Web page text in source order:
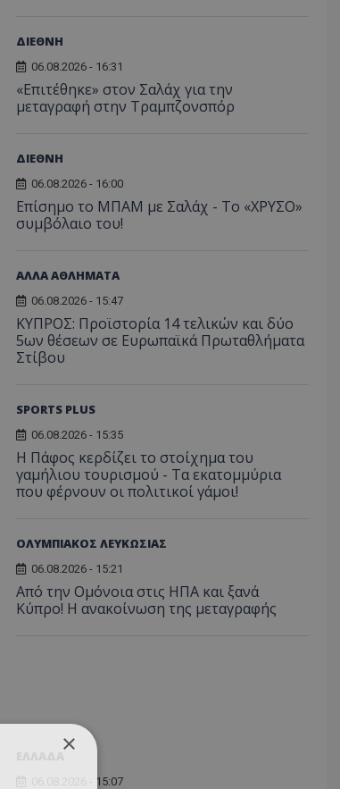
ΔΙΕΘΝΗ
06.08.2026 - 16:31
«Επιτέθηκε» στον Σαλάχ για την
μεταγραφή στην Τραμπζονσπόρ
ΔΙΕΘΝΗ
06.08.2026 - 16:00
Επίσημο το ΜΠΑΜ με Σαλάχ - Το «ΧΡΥΣΟ»
συμβόλαιο του!
ΑΛΛΑ ΑΘΛΗΜΑΤΑ
06.08.2026 - 15:47
ΚΥΠΡΟΣ: Προϊστορία 14 τελικών και δύο
5ων θέσεων σε Ευρωπαϊκά Πρωταθλήματα
Στίβου
SPORTS PLUS
06.08.2026 - 15:35
Η Πάφος κερδίζει το στοίχημα του
γαμήλιου τουρισμού - Τα εκατομμύρια
που φέρνουν οι πολιτικοί γάμοι!
ΟΛΥΜΠΙΑΚΟΣ ΛΕΥΚΩΣΙΑΣ
06.08.2026 - 15:21
Από την Ομόνοια στις ΗΠΑ και ξανά
Κύπρο! Η ανακοίνωση της μεταγραφής
06.08.2026 - 15:07
×